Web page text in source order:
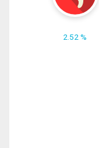
2.52 %